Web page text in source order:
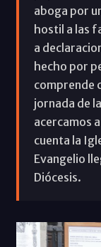
aboga por
hostil a las
a
hecho por
comprende
jornada de
acercamos
cuenta la
Evangelio
Diócesis.